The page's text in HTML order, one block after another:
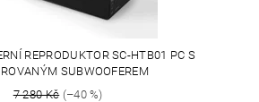
REPRODUKTOR SC-HTB01 PC S
SUBWOOFEREM
7 280 Kč(–40 %)